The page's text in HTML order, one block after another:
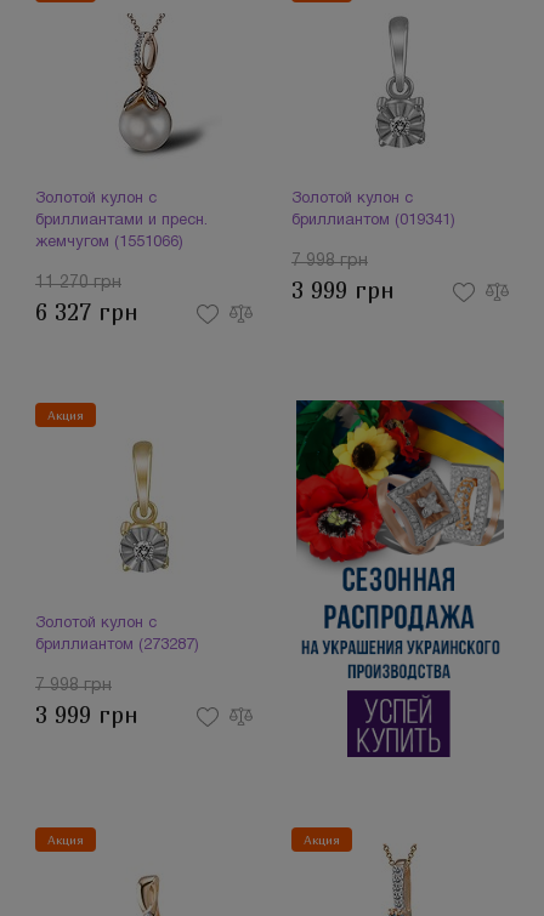
Золотой кулон с
бриллиантами и пресн.
жемчугом (1551066)
11 270 грн
6 327 грн
Золотой кулон с
бриллиантом (019341)
7 998 грн
3 999 грн
Акция
Золотой кулон с
бриллиантом (273287)
7 998 грн
3 999 грн
Акция Акция